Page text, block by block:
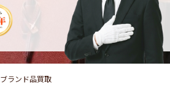
ブランド品買取